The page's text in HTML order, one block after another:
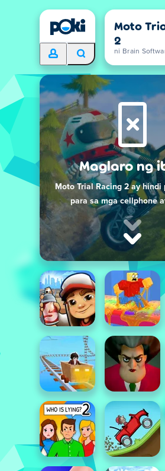
Moto
2
ni Brain
Maglaro ng
Moto Trial Racing 2 ay hindi
para sa mga cellphone